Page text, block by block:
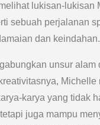
lukisan-lukisan
sebuah perjalanan
dan keindahan.
unsur alam
Michelle
karya yang tidak
juga mampu